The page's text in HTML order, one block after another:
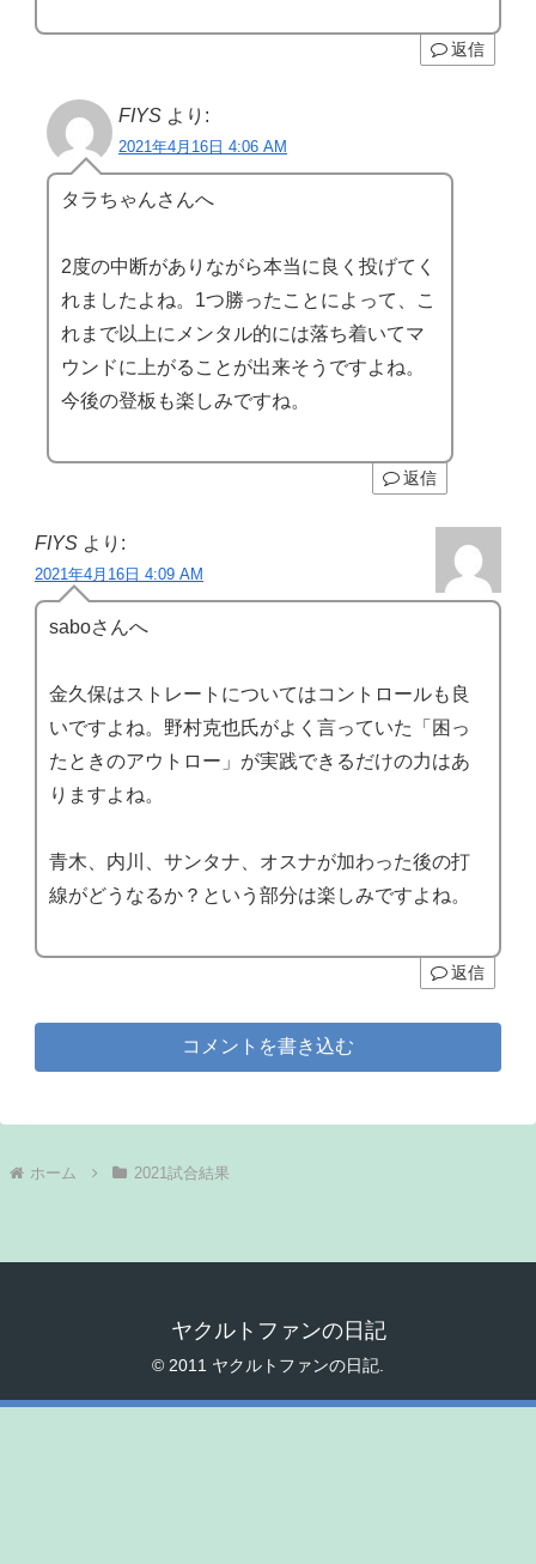
返信
FIYS より:
2021年4月16日 4:06 AM
タラちゃんさんへ
2度の中断がありながら本当に良く投げてく
れましたよね。1つ勝ったことによって、こ
れまで以上にメンタル的には落ち着いてマ
ウンドに上がることが出来そうですよね。
今後の登板も楽しみですね。
返信
FIYS より:
2021年4月16日 4:09 AM
saboさんへ
金久保はストレートについてはコントロールも良
いですよね。野村克也氏がよく言っていた「困っ
たときのアウトロー」が実践できるだけの力はあ
りますよね。
青木、内川、サンタナ、オスナが加わった後の打
線がどうなるか？という部分は楽しみですよね。
返信
コメントを書き込む
ホーム 2021試合結果
ヤクルトファンの日記
© 2011 ヤクルトファンの日記.